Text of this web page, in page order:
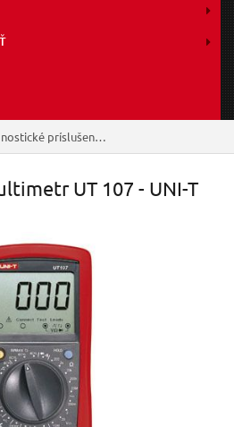
Diagnostické príslušenstvo
UT 107 - UNI-T